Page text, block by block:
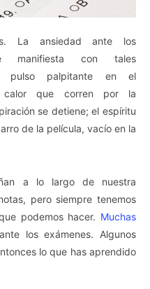
La ansiedad ante los
manifiesta con tales
pulso palpitante en el
que corren por la
se detiene; el espíritu
de la película, vacío en la
a lo largo de nuestra
pero siempre tenemos
podemos hacer. Muchas
ante los exámenes. Algunos
lo que has aprendido